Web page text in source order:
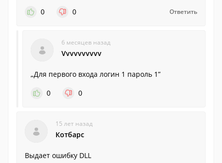
0
0 Ответить
6 месяцев назад
Vvvvvvvvvv
„Для первого входа логин 1 пароль 1”
0
0
15 лет назад
Котбарс
Выдает ошибку DLL